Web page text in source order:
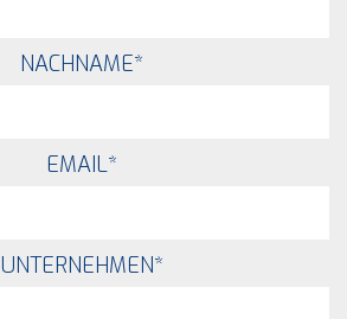
NACHNAME*
EMAIL*
UNTERNEHMEN*